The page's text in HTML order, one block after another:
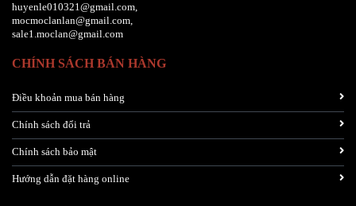
huyenle010321@gmail.com,
mocmoclanlan@gmail.com,
sale1.moclan@gmail.com
CHÍNH SÁCH BÁN HÀNG
Điều khoản mua bán hàng
Chính sách đổi trả
Chính sách bảo mật
Hướng dẫn đặt hàng online